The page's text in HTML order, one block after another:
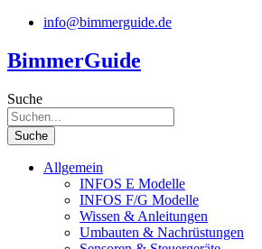
Zum
springen
info@bimmerguide.de
BimmerGuide
Suche
Suche
Allgemein
INFOS E Modelle
INFOS F/G Modelle
Wissen & Anleitungen
Umbauten & Nachrüstungen